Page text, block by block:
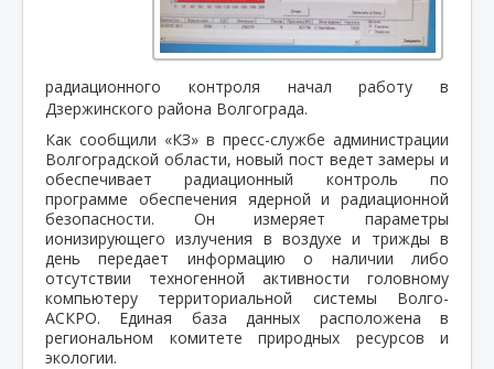
радиационного контроля начал работу в
Дзержинского района Волгограда.
Как сообщили «КЗ» в пресс-службе администрации
Волгоградской области, новый пост ведет замеры и
обеспечивает радиационный контроль по
программе обеспечения ядерной и радиационной
безопасности. Он измеряет параметры
ионизирующего излучения в воздухе и трижды в
день передает информацию о наличии либо
отсутствии техногенной активности головному
компьютеру территориальной системы Волго-
АСКРО. Единая база данных расположена в
региональном комитете природных ресурсов и
экологии.